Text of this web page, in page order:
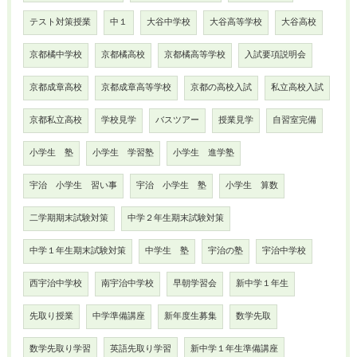
テスト対策授業 中１ 大谷中学校 大谷高等学校 大谷高校
京都橘中学校 京都橘高校 京都橘高等学校 入試要項説明会
京都成章高校 京都成章高等学校 京都の高校入試 私立高校入試
京都私立高校 学校見学 バスツアー 授業見学 自習室完備
小学生 塾 小学生 学習塾 小学生 進学塾
宇治 小学生 習い事 宇治 小学生 塾 小学生 算数
二学期期末試験対策 中学２年生期末試験対策
中学１年生期末試験対策 中学生 塾 宇治の塾 宇治中学校
西宇治中学校 南宇治中学校 早朝学習会 新中学１年生
先取り授業 中学準備講座 新年度生募集 数学先取
数学先取り学習 英語先取り学習 新中学１年生準備講座